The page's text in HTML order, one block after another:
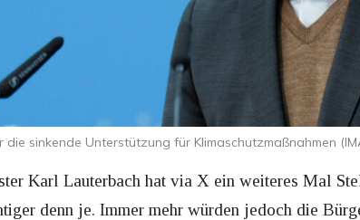
sinkende Unterstützung für Klimaschutzmaßnahmen
Karl Lauterbach hat via X ein weiteres Mal
denn je. Immer mehr würden jedoch die